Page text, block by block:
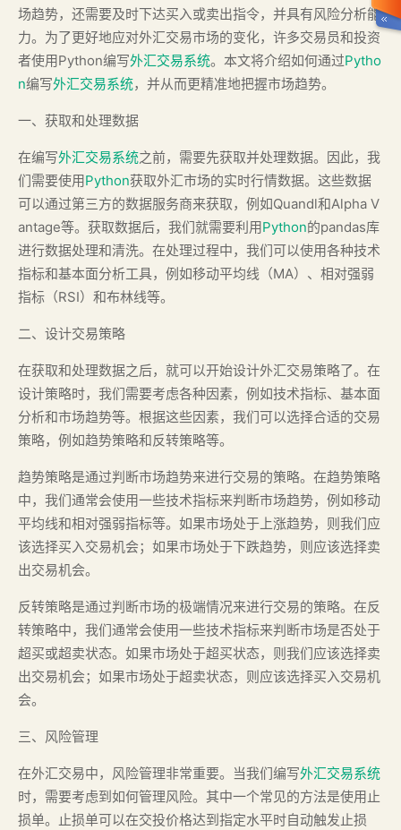
场趋势，还需要及时下达买入或卖出指令，并具有风险分析能
力。为了更好地应对外汇交易市场的变化，许多交易员和投资
者使用Python编写外汇交易系统。本文将介绍如何通过Pytho
n编写外汇交易系统，并从而更精准地把握市场趋势。
一、获取和处理数据
在编写外汇交易系统之前，需要先获取并处理数据。因此，我
们需要使用Python获取外汇市场的实时行情数据。这些数据
可以通过第三方的数据服务商来获取，例如Quandl和Alpha V
antage等。获取数据后，我们就需要利用Python的pandas库
进行数据处理和清洗。在处理过程中，我们可以使用各种技术
指标和基本面分析工具，例如移动平均线（MA）、相对强弱
指标（RSI）和布林线等。
二、设计交易策略
在获取和处理数据之后，就可以开始设计外汇交易策略了。在
设计策略时，我们需要考虑各种因素，例如技术指标、基本面
分析和市场趋势等。根据这些因素，我们可以选择合适的交易
策略，例如趋势策略和反转策略等。
趋势策略是通过判断市场趋势来进行交易的策略。在趋势策略
中，我们通常会使用一些技术指标来判断市场趋势，例如移动
平均线和相对强弱指标等。如果市场处于上涨趋势，则我们应
该选择买入交易机会；如果市场处于下跌趋势，则应该选择卖
出交易机会。
反转策略是通过判断市场的极端情况来进行交易的策略。在反
转策略中，我们通常会使用一些技术指标来判断市场是否处于
超买或超卖状态。如果市场处于超买状态，则我们应该选择卖
出交易机会；如果市场处于超卖状态，则应该选择买入交易机
会。
三、风险管理
在外汇交易中，风险管理非常重要。当我们编写外汇交易系统
时，需要考虑到如何管理风险。其中一个常见的方法是使用止
损单。止损单可以在交投价格达到指定水平时自动触发止损